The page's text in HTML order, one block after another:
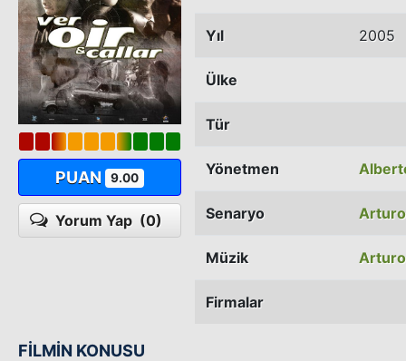
PUAN 9.00
Yorum Yap (0)
Yıl 2005
Ülke
Tür
Yönetmen
Senaryo
Müzik
Firmalar
FİLMİN KONUSU